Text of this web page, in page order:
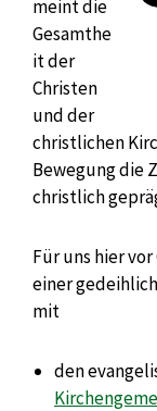
meint die
Gesamthe
it der
Christen
und der
christlichen
Bewegung die
christlich
Für uns hier
einer
mit
den